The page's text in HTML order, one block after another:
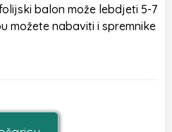
balon može lebdjeti 5-7
možete nabaviti i spremnike